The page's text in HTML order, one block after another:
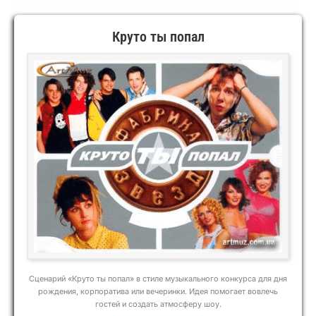
Круто ты попал
Сценарий «Круто ты попал» в стиле музыкального конкурса для дня
рождения, корпоратива или вечеринки. Идея помогает вовлечь
гостей и создать атмосферу шоу.